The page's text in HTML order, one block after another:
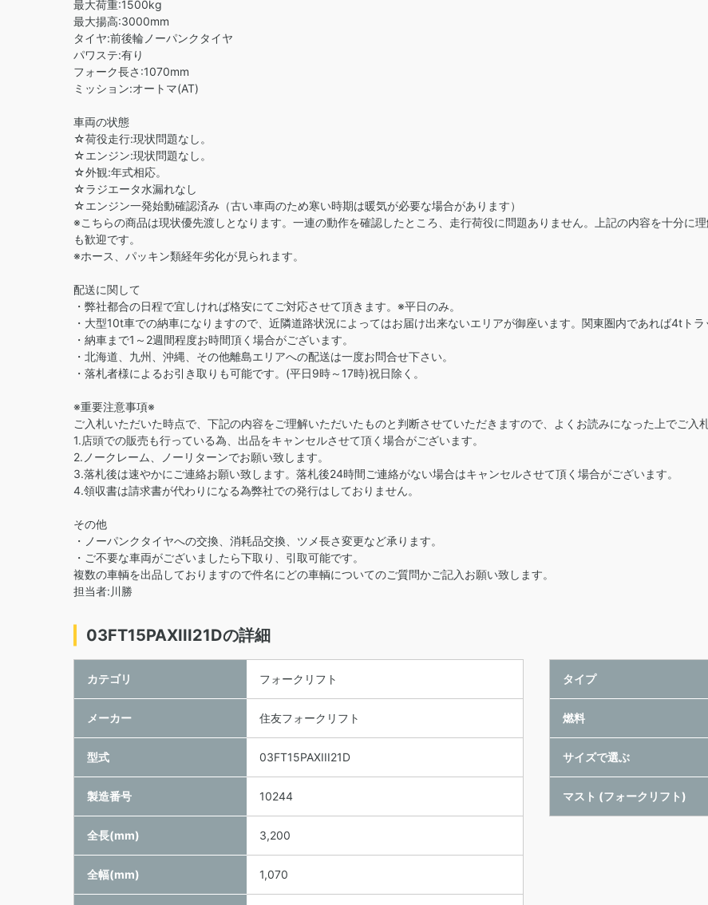
最大荷重:1500kg
最大揚高:3000mm
タイヤ:前後輪ノーパンクタイヤ
パワステ:有り
フォーク長さ:1070mm
ミッション:オートマ(AT)
車両の状態
☆荷役走行:現状問題なし。
☆エンジン:現状問題なし。
☆外観:年式相応。
☆ラジエータ水漏れなし
☆エンジン一発始動確認済み（古い車両のため寒い時期は暖気が必要な場合があります）
※こちらの商品は現状優先渡しとなります。一連の動作を確認したところ、走行荷役に問題ありません。上記の内容を十分に
も歓迎です。
※ホース、パッキン類経年劣化が見られます。
配送に関して
・弊社都合の日程で宜しければ格安にてご対応させて頂きます。※平日のみ。
・大型10t車での納車になりますので、近隣道路状況によってはお届け出来ないエリアが御座います。関東圏内であれば4tトラ
・納車まで1～2週間程度お時間頂く場合がございます。
・北海道、九州、沖縄、その他離島エリアへの配送は一度お問合せ下さい。
・落札者様によるお引き取りも可能です。(平日9時～17時)祝日除く。
※重要注意事項※
ご入札いただいた時点で、下記の内容をご理解いただいたものと判断させていただきますので、よくお読みになった上でご入
1.店頭での販売も行っている為、出品をキャンセルさせて頂く場合がございます。
2.ノークレーム、ノーリターンでお願い致します。
3.落札後は速やかにご連絡お願い致します。落札後24時間ご連絡がない場合はキャンセルさせて頂く場合がございます。
4.領収書は請求書が代わりになる為弊社での発行はしておりません。
その他
・ノーパンクタイヤへの交換、消耗品交換、ツメ長さ変更など承ります。
・ご不要な車両がございましたら下取り、引取可能です。
複数の車輌を出品しておりますので件名にどの車輌についてのご質問かご記入お願い致します。
担当者:川勝
03FT15PAXIII21Dの詳細
カテゴリ フォークリフト
メーカー 住友フォークリフト
型式 03FT15PAXIII21D
製造番号 10244
全長(mm) 3,200
全幅(mm) 1,070
タイプ
燃料
サイズで選ぶ
マスト (フォークリフト)